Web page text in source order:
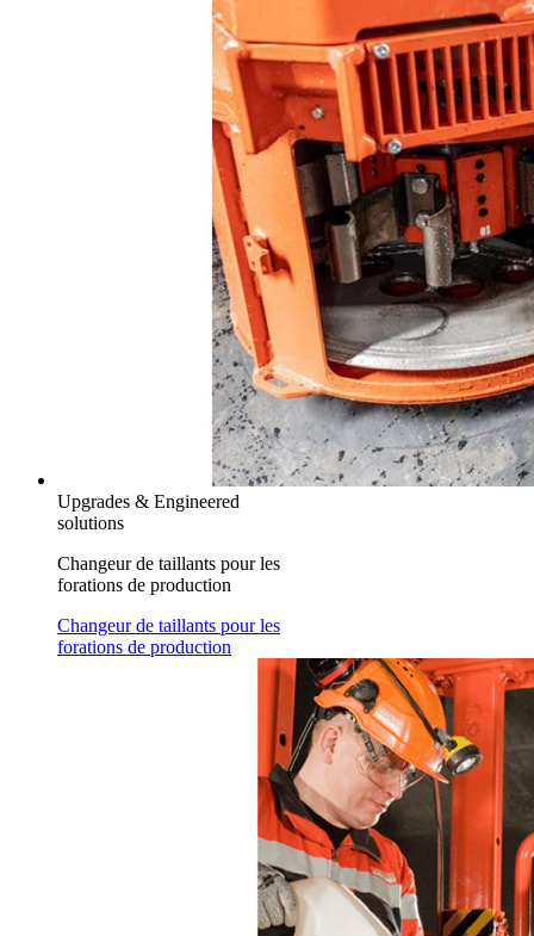
Upgrades & Engineered
solutions
Changeur de taillants pour les
forations de production
Changeur de taillants pour les
forations de production